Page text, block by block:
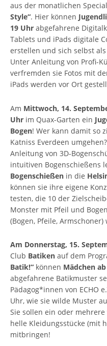
aus der monatlichen
Style“. Hier können
19 Uhr abgefahrene
Tablets und iPads digitale
erstellen und sich selbst
Unter Anleitung von Profi-
verfremden sie Fotos mit
iPads werden vor Ort
Am Mittwoch, 14.
Uhr im Quax-Garten ein
Bogen! Wer kann damit so
Katniss Everdeen
Anleitung von 3D-
intuitiven Bogenschießens
Bogenschießen in die
können sie ihre eigene
testen, die 10 der
Monster mit Pfeil und
(Bogen, Pfeile,
Am Donnerstag, 15.
Club Batiken auf dem
Batik!“ können Mädchen
abgefahrene Batikmuster
Pädagog*innen von ECHO
Uhr, wie sie wilde Muster
Sie sollen ein oder
helle Kleidungsstücke (mit
mitbringen!